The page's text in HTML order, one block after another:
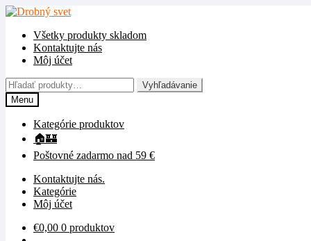
Preskočiť
navigáciu
Preskočiť
obsah
Všetky produkty skladom
Kontaktujte nás
Môj účet
Hľadať:
Vyhľadávanie
Menu
Kategórie produktov
🏠🏰
Poštovné zadarmo nad 59 €
Kontaktujte nás.
Kategórie
Môj účet
€0,00 0 produktov